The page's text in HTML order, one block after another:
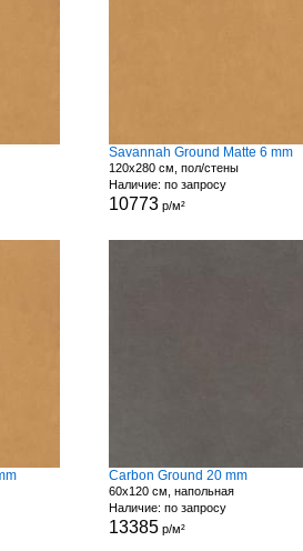
Savannah Ground Matte 6 mm
120x280 см, пол/стены
Наличие: по запросу
10773р/м²
Carbon Ground 20 mm
60x120 см, напольная
Наличие: по запросу
13385р/м²